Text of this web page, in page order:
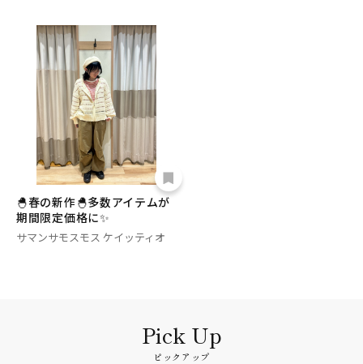
🐣春の新作🐣多数アイテムが
期間限定価格に✨
サマンサモスモス ケイッティオ
ピックアップ